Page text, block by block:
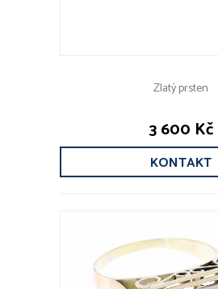
Zlatý prsten
3 600 Kč
KONTAKT